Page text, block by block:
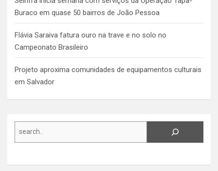
Buraco em quase 50 bairros de João Pessoa
Flávia Saraiva fatura ouro na trave e no solo no
Campeonato Brasileiro
Projeto aproxima comunidades de equipamentos culturais
em Salvador
Search